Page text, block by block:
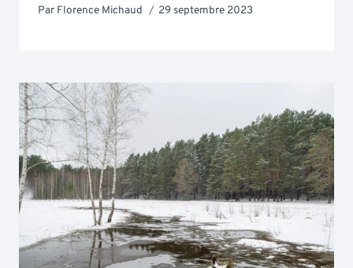
Par Florence Michaud 29 septembre 2023